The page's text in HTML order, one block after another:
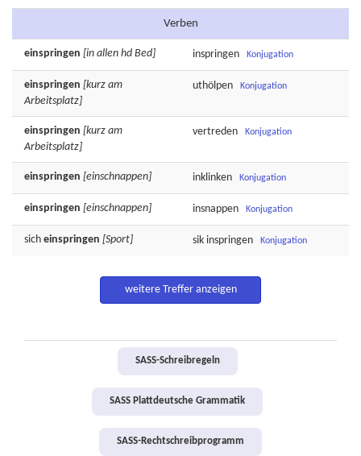
Verben
einspringen [in allen hd Bed] inspringen Konjugation
einspringen [kurz am
Arbeitsplatz]
uthölpen Konjugation
einspringen [kurz am
Arbeitsplatz]
vertreden Konjugation
einspringen [einschnappen] inklinken Konjugation
einspringen [einschnappen] insnappen Konjugation
sich einspringen [Sport] sik inspringen Konjugation
weitere Treffer anzeigen
SASS-Schreibregeln
SASS Plattdeutsche Grammatik
SASS-Rechtschreibprogramm